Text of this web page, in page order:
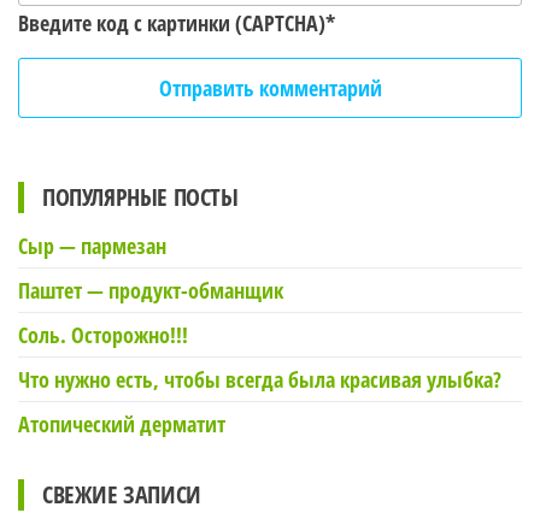
Введите код с картинки (CAPTCHA)*
ПОПУЛЯРНЫЕ ПОСТЫ
Сыр — пармезан
Паштет — продукт-обманщик
Соль. Осторожно!!!
Что нужно есть, чтобы всегда была красивая улыбка?
Атопический дерматит
СВЕЖИЕ ЗАПИСИ